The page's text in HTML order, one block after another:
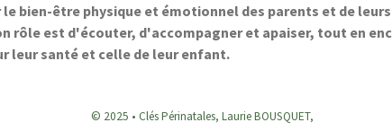
bien-être physique et émotionnel des parents et de
rôle est d'écouter, d'accompagner et apaiser, tout en
leur santé et celle de leur enfant.
© 2025 • Clés Périnatales, Laurie BOUSQUET,